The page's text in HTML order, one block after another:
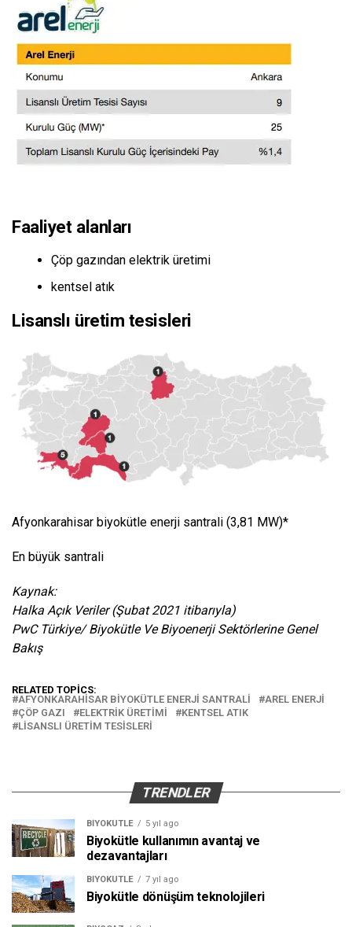
Faaliyet alanları
Çöp gazından elektrik üretimi
kentsel atık
Lisanslı üretim tesisleri
Afyonkarahisar biyokütle enerji santrali (3,81 MW)*
En büyük santrali
Kaynak:
Halka Açık Veriler (Şubat 2021 itibarıyla)
PwC Türkiye/ Biyokütle Ve Biyoenerji Sektörlerine Genel
Bakış
RELATED TOPICS:
AFYONKARAHISAR BIYOKÜTLE ENERJI SANTRALI
AREL ENERJI
ÇÖP GAZI
ELEKTRIK ÜRETIMI
KENTSEL ATIK
LISANSLI ÜRETIM TESISLERI
TRENDLER
BIYOKÜTLE 5 yıl ago
Biyokütle kullanımın avantaj ve
dezavantajları
BIYOKÜTLE 7 yıl ago
Biyokütle dönüşüm teknolojileri